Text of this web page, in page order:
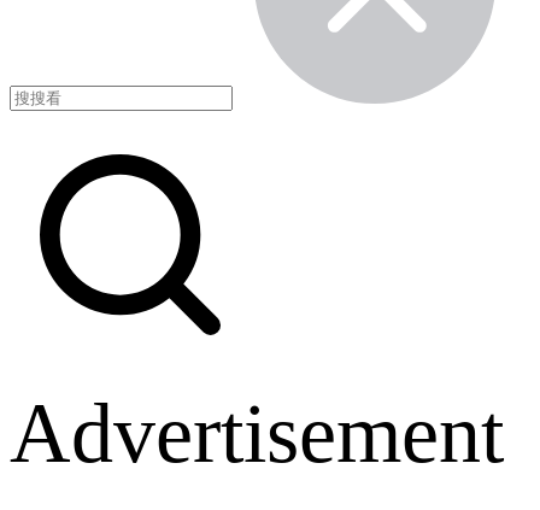
Advertisement